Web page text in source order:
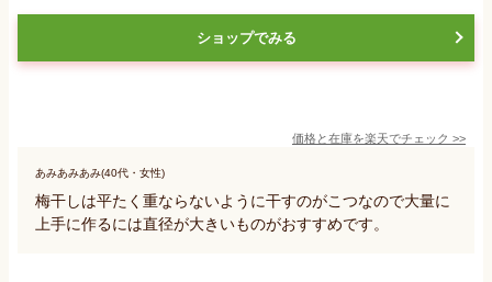
ショップでみる
価格と在庫を楽天でチェック >>
あみあみあみ(40代・女性)
梅干しは平たく重ならないように干すのがこつなので大量に
上手に作るには直径が大きいものがおすすめです。